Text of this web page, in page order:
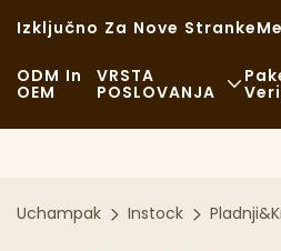
Izključno Za Nove Stranke
ODM In
OEM
VRSTA
POSLOVANJA
Uchampak Instock